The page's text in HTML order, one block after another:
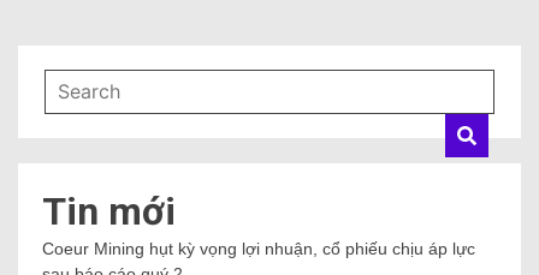
Tin mới
Coeur Mining hụt kỳ vọng lợi nhuận, cổ phiếu chịu áp lực